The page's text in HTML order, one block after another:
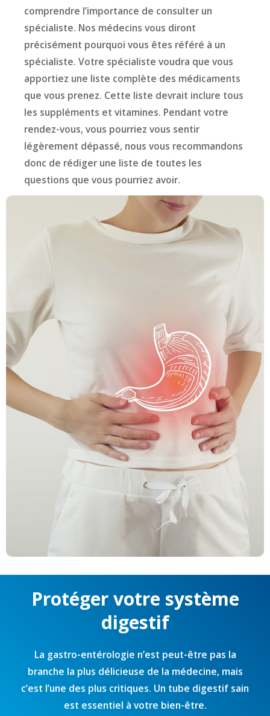
comprendre l’importance de consulter un
spécialiste. Nos médecins vous diront
précisément pourquoi vous êtes référé à un
spécialiste. Votre spécialiste voudra que vous
apportiez une liste complète des médicaments
que vous prenez. Cette liste devrait inclure tous
les suppléments et vitamines. Pendant votre
rendez-vous, vous pourriez vous sentir
légèrement dépassé, nous vous recommandons
donc de rédiger une liste de toutes les
questions que vous pourriez avoir.
Protéger votre système
digestif
La gastro-entérologie n’est peut-être pas la
branche la plus délicieuse de la médecine, mais
c’est l’une des plus critiques. Un tube digestif sain
est essentiel à votre bien-être.